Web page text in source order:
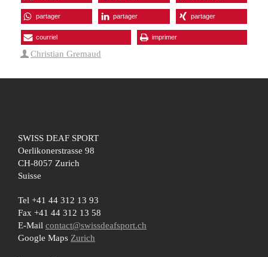
partager partager partager
courriel imprimer
Christian Gremaud
SWISS DEAF SPORT
Oerlikonerstrasse 98
CH-8057 Zurich
Suisse
Tel +41 44 312 13 93
Fax +41 44 312 13 58
E-Mail contact@swissdeafsport.ch
Google Maps Zurich